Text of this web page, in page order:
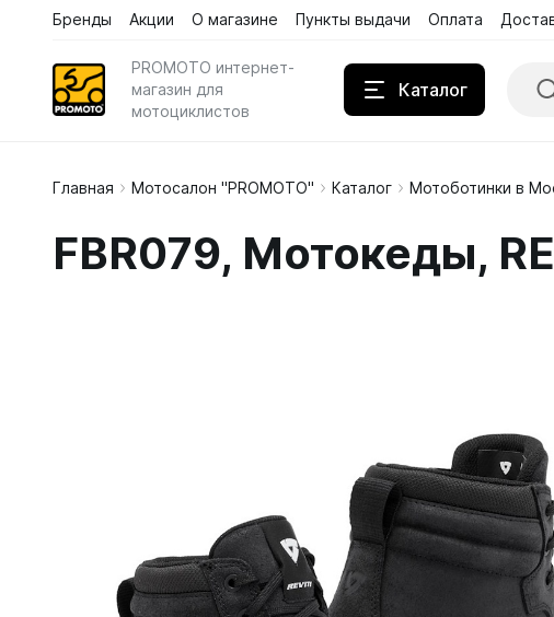
Бренды Акции О магазине Пункты выдачи Оплата
PROMOTO интернет-
магазин для
мотоциклистов
Каталог
Дождевики
Кожаные
Главная Мотосалон "PROMOTO" Каталог Мотоботинки в
FBR079, Мотокеды,